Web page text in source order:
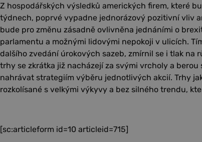
Z hospodářských výsledků amerických firem, které
týdnech, poprvé vypadne jednorázový pozitivní vliv
bude pro změnu zásadně ovlivněna jednáními o
parlamentu a možnými lidovými nepokoji v ulicích.
dalšího zvedání úrokových sazeb, zmírnil se i tlak na
trhy se zkrátka již nacházejí za svými vrcholy a berou
nahrávat strategiím výběru jednotlivých akcií. Trhy
rozkolísané s velkými výkyvy a bez silného trendu,
[sc:articleform id=10 articleid=715]